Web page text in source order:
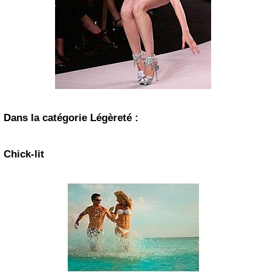
Dans la catégorie Légèreté :
Chick-lit